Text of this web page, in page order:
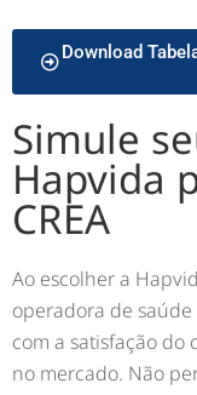
Download
Simule
Hapvida
CREA
Ao escolher a
operadora de
com a satisfação
no mercado. Não